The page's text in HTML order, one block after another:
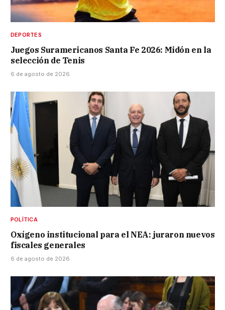
DEPORTES
Juegos Suramericanos Santa Fe 2026: Midón en la
selección de Tenis
6 de agosto de 2026
POLÍTICA
Oxígeno institucional para el NEA: juraron nuevos
fiscales generales
6 de agosto de 2026